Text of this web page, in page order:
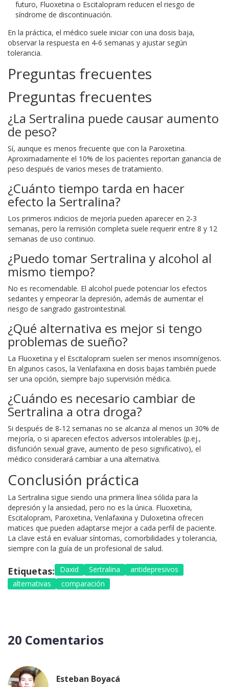
futuro, Fluoxetina o Escitalopram reducen el riesgo de
síndrome de discontinuación.
En la práctica, el médico suele iniciar con una dosis baja,
observar la respuesta en 4‑6 semanas y ajustar según
tolerancia.
Preguntas frecuentes
Preguntas frecuentes
¿La Sertralina puede causar aumento
de peso?
Sí, aunque es menos frecuente que con la Paroxetina.
Aproximadamente el 10% de los pacientes reportan ganancia de
peso después de varios meses de tratamiento.
¿Cuánto tiempo tarda en hacer
efecto la Sertralina?
Los primeros indicios de mejoría pueden aparecer en 2‑3
semanas, pero la remisión completa suele requerir entre 8 y 12
semanas de uso continuo.
¿Puedo tomar Sertralina y alcohol al
mismo tiempo?
No es recomendable. El alcohol puede potenciar los efectos
sedantes y empeorar la depresión, además de aumentar el
riesgo de sangrado gastrointestinal.
¿Qué alternativa es mejor si tengo
problemas de sueño?
La Fluoxetina y el Escitalopram suelen ser menos insomnígenos.
En algunos casos, la Venlafaxina en dosis bajas también puede
ser una opción, siempre bajo supervisión médica.
¿Cuándo es necesario cambiar de
Sertralina a otra droga?
Si después de 8‑12 semanas no se alcanza al menos un 30% de
mejoría, o si aparecen efectos adversos intolerables (p.ej.,
disfunción sexual grave, aumento de peso significativo), el
médico considerará cambiar a una alternativa.
Conclusión práctica
La Sertralina sigue siendo una primera línea sólida para la
depresión y la ansiedad, pero no es la única. Fluoxetina,
Escitalopram, Paroxetina, Venlafaxina y Duloxetina ofrecen
matices que pueden adaptarse mejor a cada perfil de paciente.
La clave está en evaluar síntomas, comorbilidades y tolerancia,
siempre con la guía de un profesional de salud.
Etiquetas: Daxid Sertralina
antidepresivos
alternativas
comparación
20 Comentarios
Esteban Boyacá